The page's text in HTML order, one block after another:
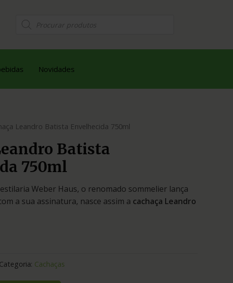
Novidades
Leandro Batista Envelhecida 750ml
Batista
750ml
Weber Haus, o renomado sommelier lança
a sua assinatura, nasce assim a cachaça Leandro
Categoria: Cachaças